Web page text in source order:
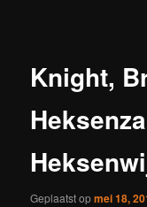
Knight,
Geplaatst opmei 18,